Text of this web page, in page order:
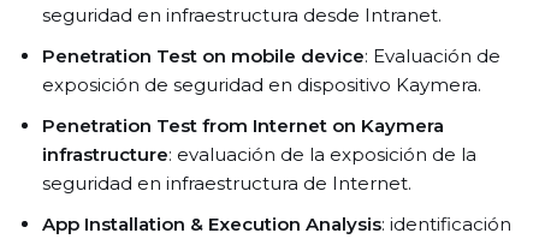
seguridad en infraestructura desde Intranet.
Penetration Test on mobile device​: Evaluación de
exposición de seguridad en dispositivo Kaymera.
Penetration Test from Internet on Kaymera
infrastructure: evaluación de la exposición de la
seguridad en infraestructura de Internet.
App Installation & Execution Analysis: identificación